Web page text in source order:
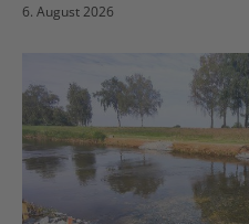
6. August 2026